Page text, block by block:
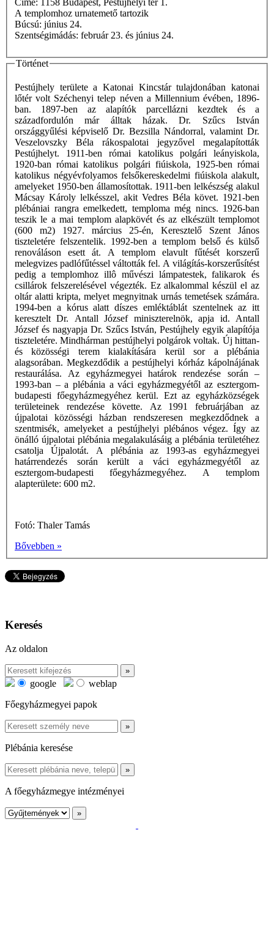
A templomhoz urnatemető tartozik
Búcsú: június 24.
Szentségimádás: február 23. és június 24.
Történet
Pestújhely területe a Katonai Kincstár tulajdonában katonai
lőtér volt Széchenyi telep néven a Millennium évében, 1896-
ban. 1897-ben az alapítók parcellázni kezdtek és a
századfordulón már álltak házak. Dr. Szűcs István
országgyűlési képviselő Dr. Bezsilla Nándorral, valamint Dr.
Veszelovszky Béla rákospalotai jegyzővel megalapították
Pestújhelyt. 1911-ben római katolikus polgári leányiskola,
1920-ban római katolikus polgári fiúiskola, 1925-ben római
katolikus négyévfolyamos felsőkereskedelmi fiúiskola alakult,
amelyeket 1950-ben államosítottak. 1911-ben lelkészség alakul
Mácsay Károly lelkésszel, akit Vedres Béla követ. 1921-ben
plébániai rangra emelkedett, temploma még nincs. 1926-ban
teszik le a mai templom alapkövét és az elkészült templomot
(600 m2) 1927. március 25-én, Keresztelő Szent János
tiszteletére felszentelik. 1992-ben a templom belső és külső
renováláson esett át. A templom elavult fűtését korszerű
melegvizes padlófűtéssel váltották fel. A világítás-korszerűsítést
pedig a templomhoz illô művészi lámpatestek, falikarok és
csillárok felszerelésével végezték. Ez alkalommal készül el az
oltár alatti kripta, melyet megnyitnak urnás temetések számára.
1994-ben a kórus alatt díszes emléktáblát szentelnek az itt
keresztelt Dr. Antall József miniszterelnök, apja id. Antall
József és nagyapja Dr. Szűcs István, Pestújhely egyik alapítója
tiszteletére. Mindhárman pestújhelyi polgárok voltak. Új hittan-
és közösségi terem kialakítására kerül sor a plébánia
alagsorában. Megkezdődik a pestújhelyi kórház kápolnájának
restaurálása. Az egyházmegyei határok rendezése során –
1993-ban – a plébánia a váci egyházmegyétől az esztergom-
budapesti főegyházmegyéhez kerül. Ezt az egyházközségek
területeinek rendezése követte. Az 1991 februárjában az
újpalotai közösségi házban rendszeresen megkezdődnek a
szentmisék, amelyeket a pestújhelyi plébános végez. Így az
önálló újpalotai plébánia megalakulásáig a plébánia területéhez
csatolja Újpalotát. A plébánia az 1993-as egyházmegyei
határrendezés során került a váci egyházmegyétől az
esztergom-budapesti főegyházmegyéhez. A templom
alapterülete: 600 m2.
Fotó: Thaler Tamás
Bővebben »
Keresés
Az oldalon
google
weblap
Főegyházmegyei papok
Plébánia keresése
A főegyházmegye intézményei